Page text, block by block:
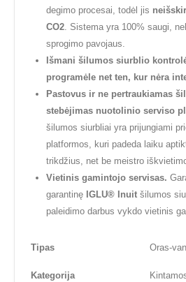
degimo procesai, todėl jis
CO2. Sistema yra 100% saugi,
sprogimo pavojaus.
Išmani šilumos siurblio
programėle net ten, kur nėra
Pastovus ir ne pertraukiamas
stebėjimas nuotolinio serviso
šilumos siurbliai yra prijungiami
platformos, kuri padeda laiku
trikdžius, net be meistro
Vietinis gamintojo servisas.
garantinę IGLU® Inuitšilumos
paleidimo darbus vykdo vietinis
Tipas Oras-
Kategorija